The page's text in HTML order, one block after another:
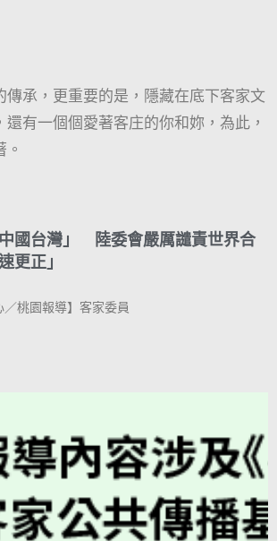
傳承，更重要的是，隱藏在底下客家文
有一個個愛著客庄的你和妳，為此，
國台灣」 陸委會嚴厲譴責世界合
更正」
桃園報導】客家委員